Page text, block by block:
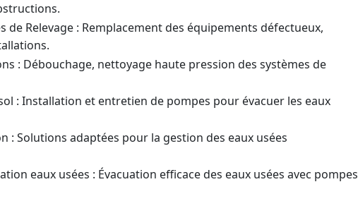
de Relevage : Remplacement des équipements défectueux,
: Débouchage, nettoyage haute pression des systèmes de
: Installation et entretien de pompes pour évacuer les eaux
: Solutions adaptées pour la gestion des eaux usées
eaux usées : Évacuation efficace des eaux usées avec pompes